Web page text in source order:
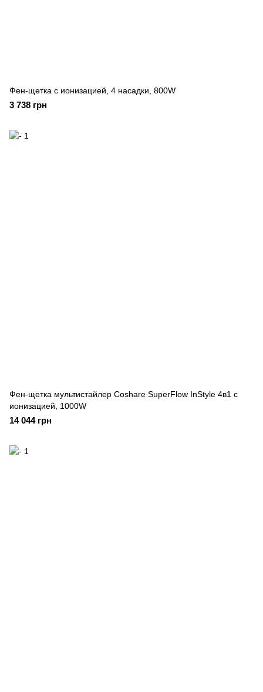
Фен-щетка с ионизацией, 4 насадки, 800W
3 738 грн
Фен-щетка мультистайлер Coshare SuperFlow InStyle 4в1 с
ионизацией, 1000W
14 044 грн